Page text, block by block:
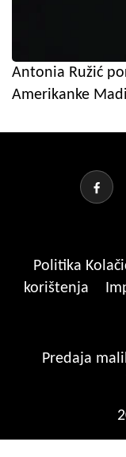
Antonia Ružić
Amerikanke
Politika
korištenja
Predaja